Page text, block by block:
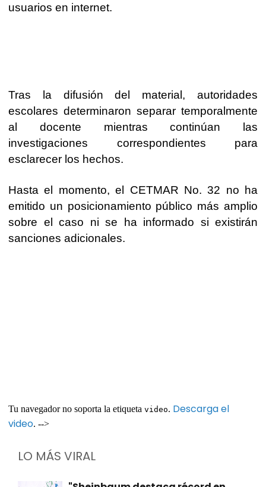
usuarios en internet.
Tras la difusión del material, autoridades
escolares determinaron separar temporalmente
al docente mientras continúan las
investigaciones correspondientes para
esclarecer los hechos.
Hasta el momento, el CETMAR No. 32 no ha
emitido un posicionamiento público más amplio
sobre el caso ni se ha informado si existirán
sanciones adicionales.
Tu navegador no soporta la etiqueta video. Descarga el
video. -->
LO MÁS VIRAL